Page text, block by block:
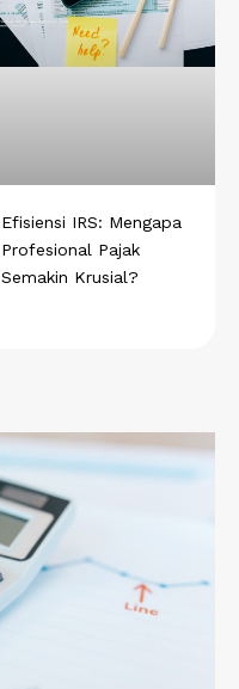
Efisiensi IRS: Mengapa
Profesional Pajak
Semakin Krusial?